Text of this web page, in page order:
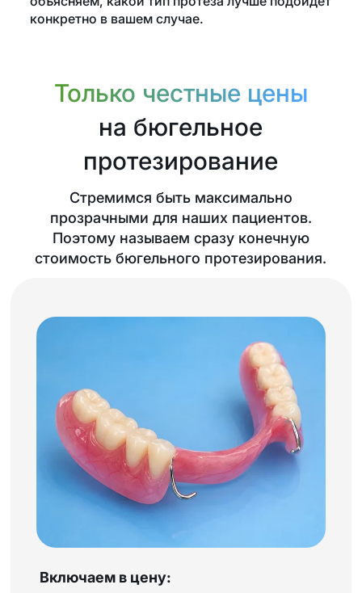
конкретно в вашем случае.
Только честные цены
на бюгельное
протезирование
Стремимся быть максимально
прозрачными для наших пациентов.
Поэтому называем сразу конечную
стоимость бюгельного протезирования.
Включаем в цену: